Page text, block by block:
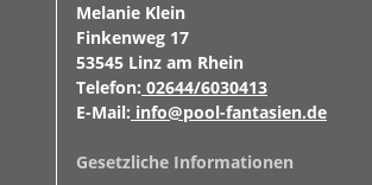
Melanie Klein
Finkenweg 17
53545 Linz am Rhein
Telefon: 02644/6030413
E-Mail: info@pool-fantasien.de
Gesetzliche Informationen